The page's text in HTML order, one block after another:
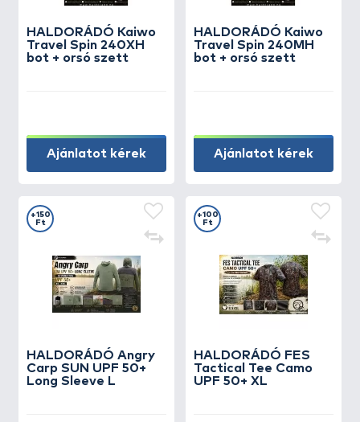
HALDORÁDÓ Kaiwo
Travel Spin 240XH
bot + orsó szett
Ajánlatot kérek
HALDORÁDÓ Kaiwo
Travel Spin 240MH
bot + orsó szett
Ajánlatot kérek
HALDORÁDÓ Angry
Carp SUN UPF 50+
Long Sleeve L
+150
Ft
HALDORÁDÓ FES
Tactical Tee Camo
UPF 50+ XL
+100
Ft